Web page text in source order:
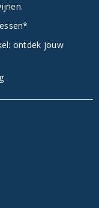
ontdek jouw